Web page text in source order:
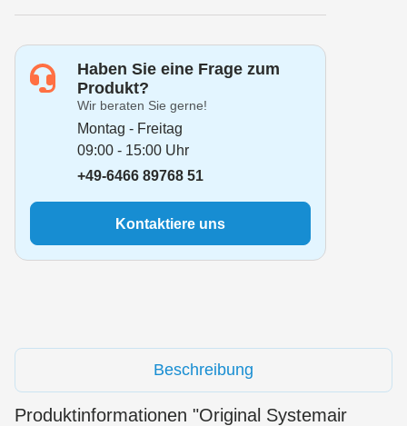
Haben Sie eine Frage zum
Produkt?
Wir beraten Sie gerne!
Montag - Freitag
09:00 - 15:00 Uhr
+49-6466 89768 51
Kontaktiere uns
Beschreibung
Produktinformationen "Original Systemair